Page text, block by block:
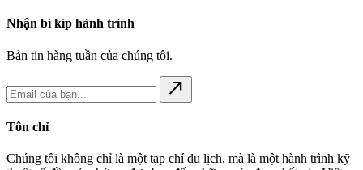
Nhận bí kíp hành trình
Bản tin hàng tuần của chúng tôi.
north_east
Tôn chỉ
Chúng tôi không chỉ là một tạp chí du lịch, mà là một hành trình kỹ